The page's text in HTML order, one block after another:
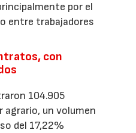
por el
entre trabajadores
con
104.905
un volumen
del 17,22%